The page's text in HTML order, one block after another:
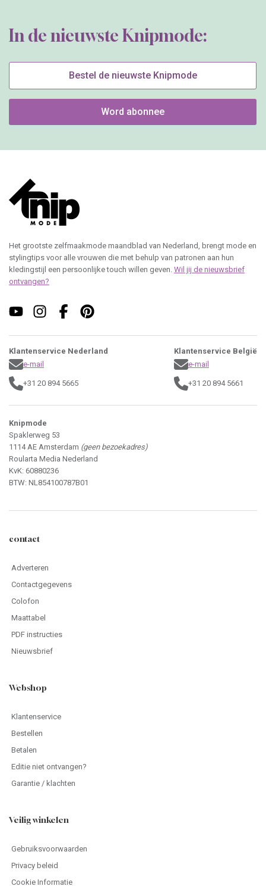
In de nieuwste Knipmode:
Bestel de nieuwste Knipmode
Word abonnee
Het grootste zelfmaakmode maandblad van Nederland, brengt mode en
stylingtips voor alle vrouwen die met behulp van patronen aan hun
kledingstijl een persoonlijke touch willen geven. Wil jij de nieuwsbrief
ontvangen?
Klantenservice Nederland
e-mail
+31 20 894 5665
Klantenservice België
e-mail
+31 20 894 5661
Knipmode
Spaklerweg 53
1114 AE Amsterdam (geen bezoekadres)
Roularta Media Nederland
KvK: 60880236
BTW: NL854100787B01
contact
Adverteren
Contactgegevens
Colofon
Maattabel
PDF instructies
Nieuwsbrief
Webshop
Klantenservice
Bestellen
Betalen
Editie niet ontvangen?
Garantie / klachten
Veilig winkelen
Gebruiksvoorwaarden
Privacy beleid
Cookie Informatie